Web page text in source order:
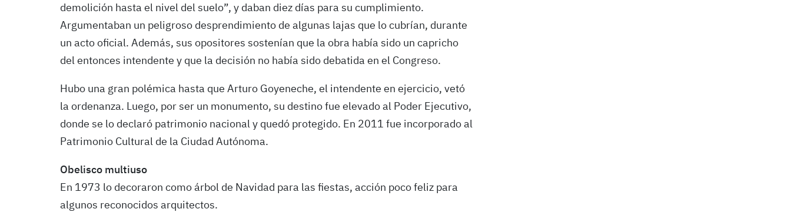
demolición hasta el nivel del suelo”, y daban diez días para su cumplimiento.
Argumentaban un peligroso desprendimiento de algunas lajas que lo cubrían, durante
un acto oficial. Además, sus opositores sostenían que la obra había sido un capricho
del entonces intendente y que la decisión no había sido debatida en el Congreso.
Hubo una gran polémica hasta que Arturo Goyeneche, el intendente en ejercicio, vetó
la ordenanza. Luego, por ser un monumento, su destino fue elevado al Poder Ejecutivo,
donde se lo declaró patrimonio nacional y quedó protegido. En 2011 fue incorporado al
Patrimonio Cultural de la Ciudad Autónoma.
Obelisco multiuso
En 1973 lo decoraron como árbol de Navidad para las fiestas, acción poco feliz para
algunos reconocidos arquitectos.